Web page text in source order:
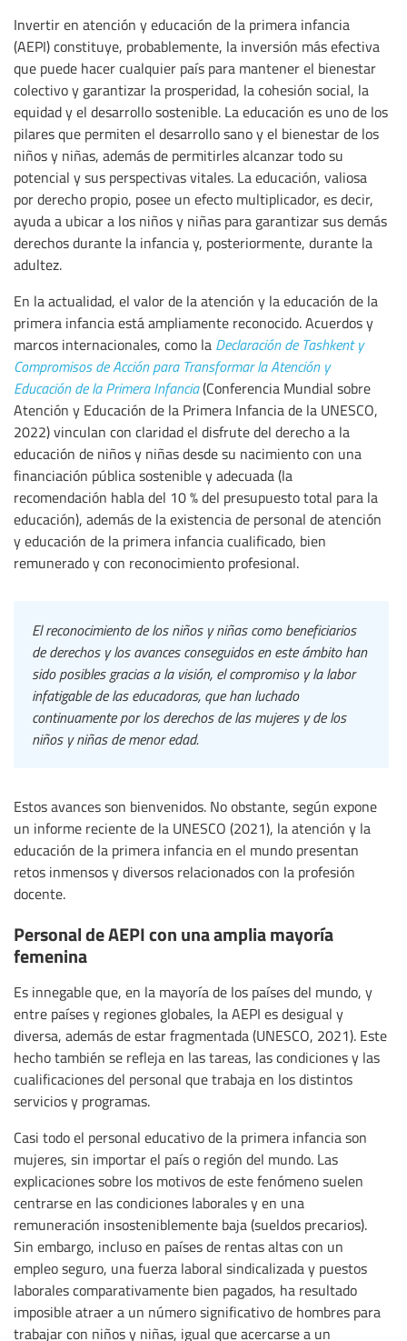
Invertir en atención y educación de la primera infancia
(AEPI) constituye, probablemente, la inversión más efectiva
que puede hacer cualquier país para mantener el bienestar
colectivo y garantizar la prosperidad, la cohesión social, la
equidad y el desarrollo sostenible. La educación es uno de los
pilares que permiten el desarrollo sano y el bienestar de los
niños y niñas, además de permitirles alcanzar todo su
potencial y sus perspectivas vitales. La educación, valiosa
por derecho propio, posee un efecto multiplicador, es decir,
ayuda a ubicar a los niños y niñas para garantizar sus demás
derechos durante la infancia y, posteriormente, durante la
adultez.
En la actualidad, el valor de la atención y la educación de la
primera infancia está ampliamente reconocido. Acuerdos y
marcos internacionales, como la Declaración de Tashkent y
Compromisos de Acción para Transformar la Atención y
Educación de la Primera Infancia(Conferencia Mundial sobre
Atención y Educación de la Primera Infancia de la UNESCO,
2022) vinculan con claridad el disfrute del derecho a la
educación de niños y niñas desde su nacimiento con una
financiación pública sostenible y adecuada (la
recomendación habla del 10 % del presupuesto total para la
educación), además de la existencia de personal de atención
y educación de la primera infancia cualificado, bien
remunerado y con reconocimiento profesional.
El reconocimiento de los niños y niñas como beneficiarios
de derechos y los avances conseguidos en este ámbito han
sido posibles gracias a la visión, el compromiso y la labor
infatigable de las educadoras, que han luchado
continuamente por los derechos de las mujeres y de los
niños y niñas de menor edad.
Estos avances son bienvenidos. No obstante, según expone
un informe reciente de la UNESCO (2021), la atención y la
educación de la primera infancia en el mundo presentan
retos inmensos y diversos relacionados con la profesión
docente.
Personal de AEPI con una amplia mayoría
femenina
Es innegable que, en la mayoría de los países del mundo, y
entre países y regiones globales, la AEPI es desigual y
diversa, además de estar fragmentada (UNESCO, 2021). Este
hecho también se refleja en las tareas, las condiciones y las
cualificaciones del personal que trabaja en los distintos
servicios y programas.
Casi todo el personal educativo de la primera infancia son
mujeres, sin importar el país o región del mundo. Las
explicaciones sobre los motivos de este fenómeno suelen
centrarse en las condiciones laborales y en una
remuneración insosteniblemente baja (sueldos precarios).
Sin embargo, incluso en países de rentas altas con un
empleo seguro, una fuerza laboral sindicalizada y puestos
laborales comparativamente bien pagados, ha resultado
imposible atraer a un número significativo de hombres para
trabajar con niños y niñas, igual que acercarse a un